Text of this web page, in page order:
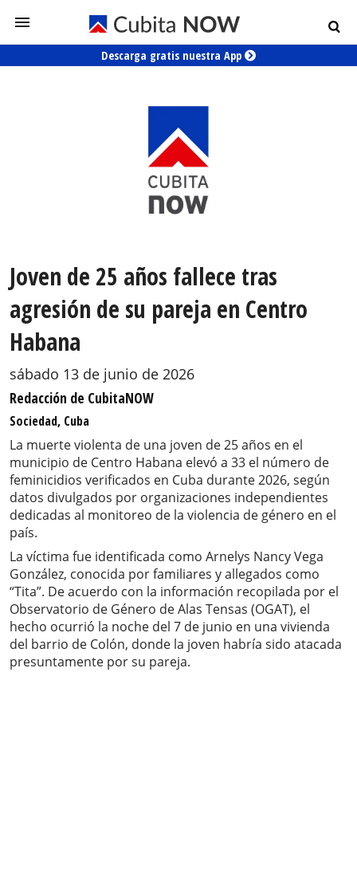
Descarga gratis nuestra App
Joven de 25 años fallece tras
agresión de su pareja en Centro
Habana
sábado 13 de junio de 2026
Redacción de CubitaNOW
Sociedad, Cuba
La muerte violenta de una joven de 25 años en el
municipio de Centro Habana elevó a 33 el número de
feminicidios verificados en Cuba durante 2026, según
datos divulgados por organizaciones independientes
dedicadas al monitoreo de la violencia de género en el
país.
La víctima fue identificada como Arnelys Nancy Vega
González, conocida por familiares y allegados como
“Tita”. De acuerdo con la información recopilada por el
Observatorio de Género de Alas Tensas (OGAT), el
hecho ocurrió la noche del 7 de junio en una vivienda
del barrio de Colón, donde la joven habría sido atacada
presuntamente por su pareja.